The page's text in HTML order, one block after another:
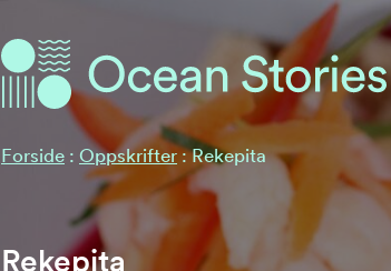
Ocean Stories
Ocean Stories
Forside : Oppskrifter :Rekepita
Rekepita